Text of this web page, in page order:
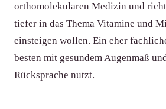
orthomolekularen Medizin und
tiefer in das Thema Vitamine und
einsteigen wollen. Ein eher
besten mit gesundem Augenmaß
Rücksprache nutzt.